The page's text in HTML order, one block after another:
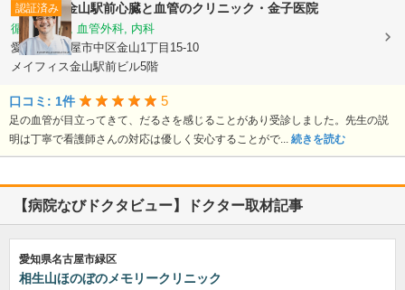
認証済み 金山駅前心臓と血管のクリニック・金子医院
循環器内科, 血管外科, 内科
愛知県名古屋市中区金山1丁目15-10
メイフィス金山駅前ビル5階
口コミ: 1件 5
足の血管が目立ってきて、だるさを感じることがあり受診しました。先生の説
明は丁寧で看護師さんの対応は優しく安心することがで... 続きを読む
【病院なびドクタビュー】ドクター取材記事
愛知県名古屋市緑区
相生山ほのぼのメモリークリニック